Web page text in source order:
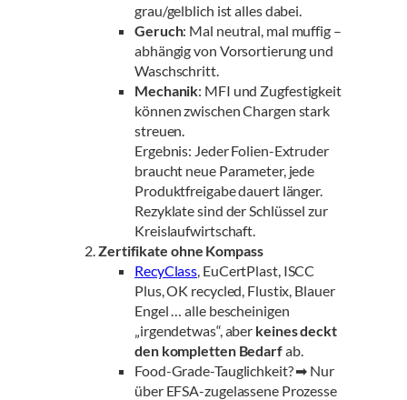
grau/gelblich ist alles dabei.
Geruch: Mal neutral, mal muffig –
abhängig von Vorsortierung und
Waschschritt.
Mechanik: MFI und Zugfestigkeit
können zwischen Chargen stark
streuen.
Ergebnis: Jeder Folien-Extruder
braucht neue Parameter, jede
Produkt­freigabe dauert länger.
Rezyklate sind der Schlüssel zur
Kreislaufwirtschaft.
Zertifikate ohne Kompass
RecyClass , EuCertPlast, ISCC
Plus, OK recycled, Flustix, Blauer
Engel … alle bescheinigen
„irgendetwas“, aber keines deckt
den kompletten Bedarfab.
Food-Grade-Tauglichkeit? ➡ Nur
über EFSA-zugelassene Prozesse